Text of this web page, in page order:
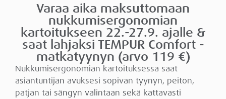
Varaa aika maksuttomaan
nukkumisergonomian
kartoitukseen 22.-27.9. ajalle &
saat lahjaksi TEMPUR Comfort -
matkatyynyn (arvo 119 €)
Nukkumisergonomian kartoituksessa saat
asiantuntijan avuksesi sopivan tyynyn, peiton,
patjan tai sängyn valintaan sekä kattavasti